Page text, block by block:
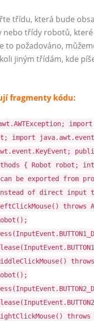
třídu, která bude
nebo třídy robotů,
to požadováno,
jiným třídám, kde
fragmenty kódu:
import
import
{ Robot robot;
be exported from
of direct input
throws
throws
throws